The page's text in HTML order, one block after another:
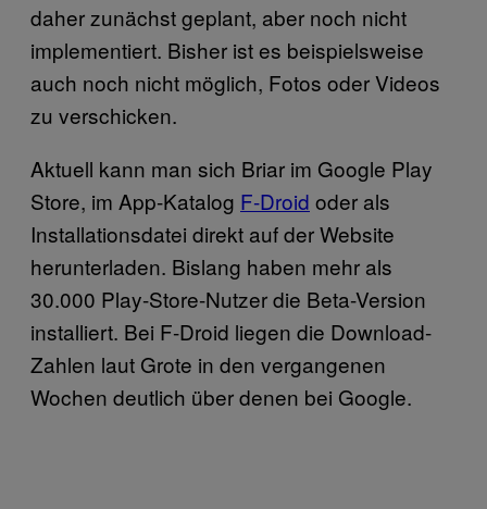
daher zunächst geplant, aber noch nicht
implementiert. Bisher ist es beispielsweise
auch noch nicht möglich, Fotos oder Videos
zu verschicken.
Aktuell kann man sich Briar im Google Play
Store, im App-Katalog F-Droid oder als
Installationsdatei direkt auf der Website
herunterladen. Bislang haben mehr als
30.000 Play-Store-Nutzer die Beta-Version
installiert. Bei F-Droid liegen die Download-
Zahlen laut Grote in den vergangenen
Wochen deutlich über denen bei Google.